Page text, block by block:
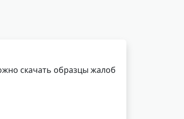
скачать образцы жалоб